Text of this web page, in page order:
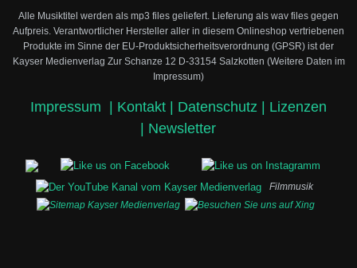
Alle Musiktitel werden als mp3 files geliefert. Lieferung als wav files gegen
Aufpreis. Verantwortlicher Hersteller aller in diesem Onlineshop vertriebenen
Produkte im Sinne der EU-Produktsicherheitsverordnung (GPSR) ist der
Kayser Medienverlag Zur Schanze 12 D-33154 Salzkotten (Weitere Daten im
Impressum)
Impressum Kontakt | Datenschutz | Lizenzen
Newsletter
Filmmusik